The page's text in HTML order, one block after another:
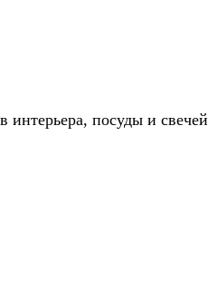
интерьера, посуды и свечей